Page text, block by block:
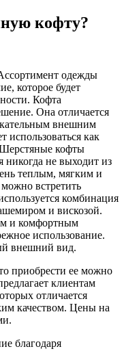
кофту?
одежды
которое будет
Кофта
Она отличается
внешним
использоваться как
кофты
никогда не выходит из
теплым, мягким и
встретить
комбинация
и вискозой.
и комфортным
использование.
внешний вид.
приобрести ее можно
клиентам
отличается
качеством. Цены на
благодаря